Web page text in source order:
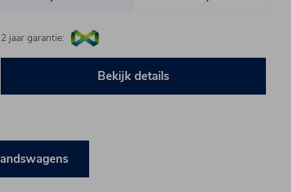
2 jaar garantie:
Bekijk details